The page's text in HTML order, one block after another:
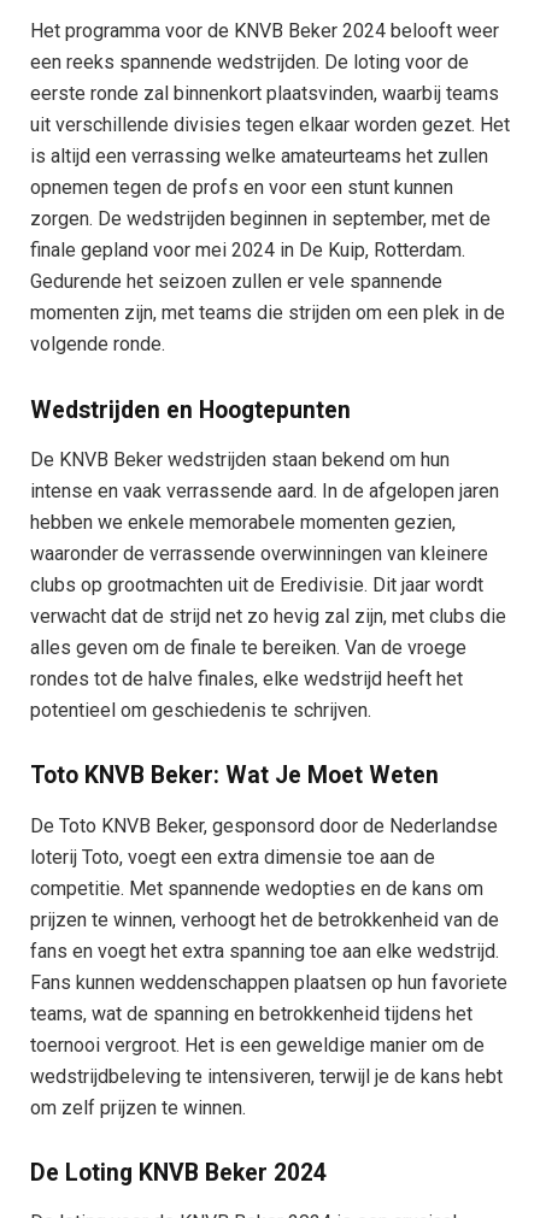
Het programma voor de KNVB Beker 2024 belooft weer
een reeks spannende wedstrijden. De loting voor de
eerste ronde zal binnenkort plaatsvinden, waarbij teams
uit verschillende divisies tegen elkaar worden gezet. Het
is altijd een verrassing welke amateurteams het zullen
opnemen tegen de profs en voor een stunt kunnen
zorgen. De wedstrijden beginnen in september, met de
finale gepland voor mei 2024 in De Kuip, Rotterdam.
Gedurende het seizoen zullen er vele spannende
momenten zijn, met teams die strijden om een plek in de
volgende ronde.
Wedstrijden en Hoogtepunten
De KNVB Beker wedstrijden staan bekend om hun
intense en vaak verrassende aard. In de afgelopen jaren
hebben we enkele memorabele momenten gezien,
waaronder de verrassende overwinningen van kleinere
clubs op grootmachten uit de Eredivisie. Dit jaar wordt
verwacht dat de strijd net zo hevig zal zijn, met clubs die
alles geven om de finale te bereiken. Van de vroege
rondes tot de halve finales, elke wedstrijd heeft het
potentieel om geschiedenis te schrijven.
Toto KNVB Beker: Wat Je Moet Weten
De Toto KNVB Beker, gesponsord door de Nederlandse
loterij Toto, voegt een extra dimensie toe aan de
competitie. Met spannende wedopties en de kans om
prijzen te winnen, verhoogt het de betrokkenheid van de
fans en voegt het extra spanning toe aan elke wedstrijd.
Fans kunnen weddenschappen plaatsen op hun favoriete
teams, wat de spanning en betrokkenheid tijdens het
toernooi vergroot. Het is een geweldige manier om de
wedstrijdbeleving te intensiveren, terwijl je de kans hebt
om zelf prijzen te winnen.
De Loting KNVB Beker 2024